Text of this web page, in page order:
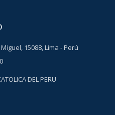
15088, Lima - Perú
DEL PERU